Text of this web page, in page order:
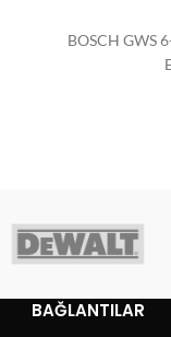
BOSCH GWS
BAĞLANTILAR